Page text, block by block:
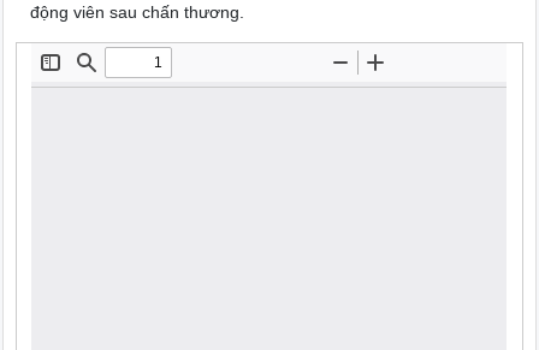
động viên sau chấn thương.